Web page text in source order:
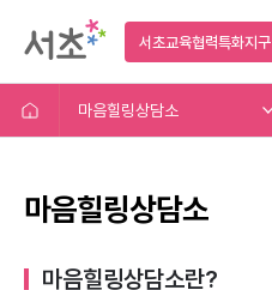
서초교육협력특화지구
마음힐링상담소
마음힐링상담소
마음힐링상담소란?